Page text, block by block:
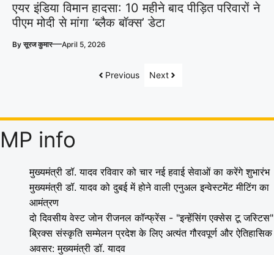
एयर इंडिया विमान हादसा: 10 महीने बाद पीड़ित परिवारों ने
पीएम मोदी से मांगा ‘ब्लैक बॉक्स’ डेटा
Byसूरज कुमार—April 5, 2026
Previous Next
MP info
मुख्यमंत्री डॉ. यादव रविवार को चार नई हवाई सेवाओं का करेंगे शुभारंभ
मुख्यमंत्री डॉ. यादव को दुबई में होने वाली एनुअल इन्वेस्टमेंट मीटिंग का
आमंत्रण
दो दिवसीय वेस्ट जोन रीजनल कॉन्फ्रेंस - "इन्हेंसिंग एक्सेस टू जस्टिस"
ब्रिक्स संस्कृति सम्मेलन प्रदेश के लिए अत्यंत गौरवपूर्ण और ऐतिहासिक
अवसर: मुख्यमंत्री डॉ. यादव